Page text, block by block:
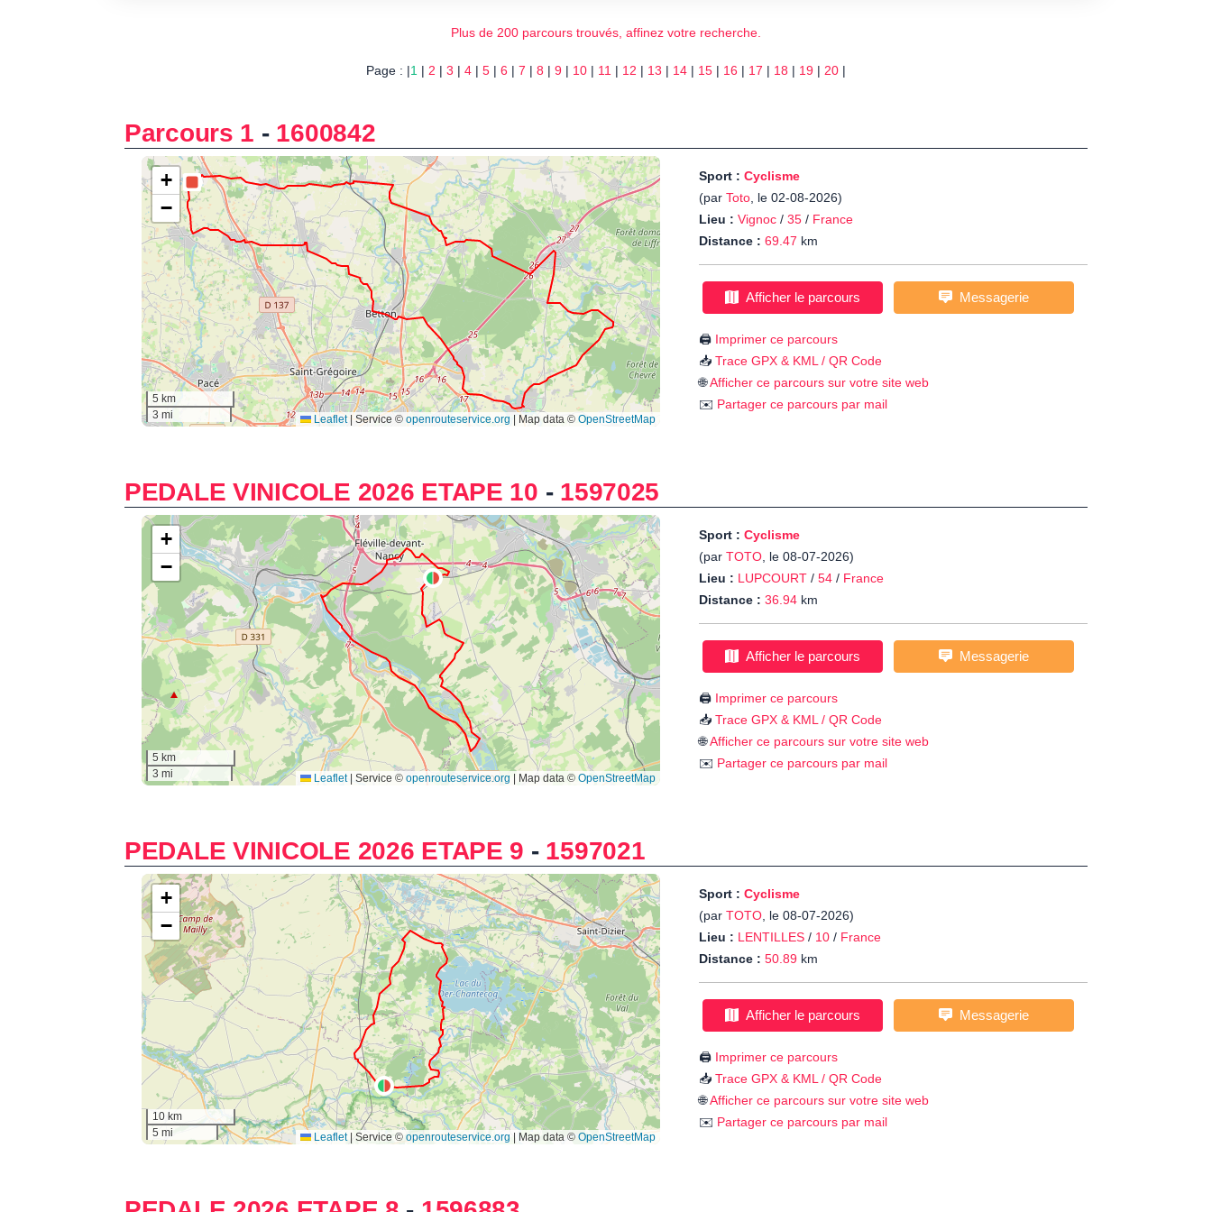
Plus de 200 parcours trouvés, affinez votre recherche.
Page : |1 | 2 | 3 | 4 | 5 | 6 | 7 | 8 | 9 | 10 | 11 | 12 | 13 | 14 | 15 | 16 | 17 | 18 | 19 | 20 |
Parcours 1 - 1600842
Sport : Cyclisme
(par Toto, le 02-08-2026)
Lieu : Vignoc / 35 / France
Distance : 69.47 km
Afficher le parcours Messagerie
🖨️ Imprimer ce parcours
📥 Trace GPX & KML / QR Code
🌐Afficher ce parcours sur votre site web
✉️ Partager ce parcours par mail
PEDALE VINICOLE 2026 ETAPE 10 - 1597025
Sport : Cyclisme
(par TOTO, le 08-07-2026)
Lieu : LUPCOURT / 54 / France
Distance : 36.94 km
Afficher le parcours Messagerie
🖨️ Imprimer ce parcours
📥 Trace GPX & KML / QR Code
🌐Afficher ce parcours sur votre site web
✉️ Partager ce parcours par mail
PEDALE VINICOLE 2026 ETAPE 9 - 1597021
Sport : Cyclisme
(par TOTO, le 08-07-2026)
Lieu : LENTILLES / 10 / France
Distance : 50.89 km
Afficher le parcours Messagerie
🖨️ Imprimer ce parcours
📥 Trace GPX & KML / QR Code
🌐Afficher ce parcours sur votre site web
✉️ Partager ce parcours par mail